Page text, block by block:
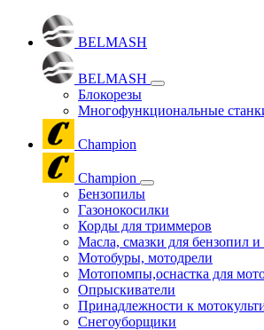
BELMASH
BELMASH
Блокорезы
Многофункциональные
Champion
Champion
Бензопилы
Газонокосилки
Корды для триммеров
Масла, смазки для бензопил и
Мотобуры, мотодрели
Мотопомпы,оснастка для
Опрыскиватели
Принадлежности к
Снегоуборщики